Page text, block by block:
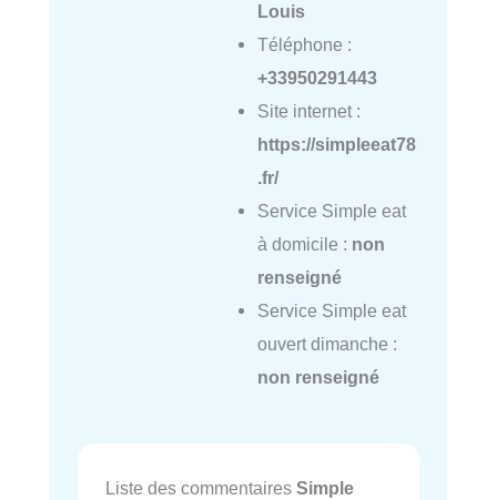
Louis
Téléphone :
+33950291443
Site internet :
https://simpleeat78
.fr/
Service Simple eat
à domicile : non
renseigné
Service Simple eat
ouvert dimanche :
non renseigné
Liste des commentaires Simple